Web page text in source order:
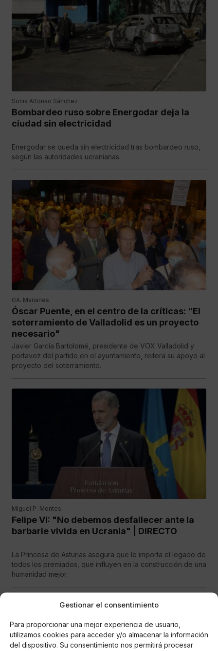
Gestionar el consentimiento
Para proporcionar una mejor experiencia de usuario,
utilizamos cookies para acceder y/o almacenar la información
del dispositivo. Su consentimiento nos permitirá procesar
Sonia Alfonso Sánchez
Bombardeo ruso sobre Energodar deja la
ciudad sin electricidad
Energodar se queda sin electricidad tras bombardeo ruso,
según las autoridades ucranianas.
GA. Mañanes
Óscar Puente, en el centro de la críticas: “El
soterramiento de Valladolid es un proyecto
necesario"
Javier García Bartolomé, presidente de VOX Valladolid y
portavoz del partido en el ayuntamiento, reitera su apoyo al
proyecto del soterramiento.
Miguel P. Montes
Felipe VI: "No debemos desfallecer ante la
barbarie vivida en Ucrania" | DIRECTO
La Princesa de Asturias asegura que le importa el legado de
todos los premiados, que influyen en la construcción de una
humanidad mejor.